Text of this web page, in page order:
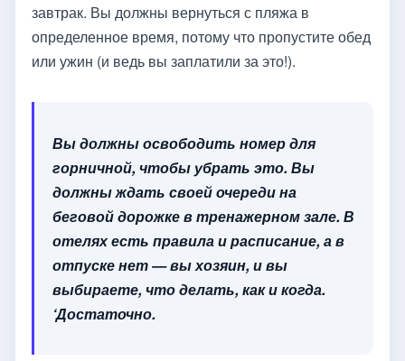
завтрак. Вы должны вернуться с пляжа в
определенное время, потому что пропустите обед
или ужин (и ведь вы заплатили за это!).
Вы должны освободить номер для
горничной, чтобы убрать это. Вы
должны ждать своей очереди на
беговой дорожке в тренажерном зале. В
отелях есть правила и расписание, а в
отпуске нет — вы хозяин, и вы
выбираете, что делать, как и когда.
‘Достаточно.